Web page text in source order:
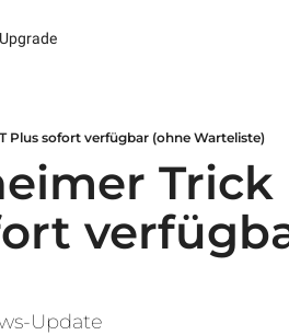
Login
POWER USER
Upgrade
Plus sofort verfügbar (ohne Warteliste)
Update